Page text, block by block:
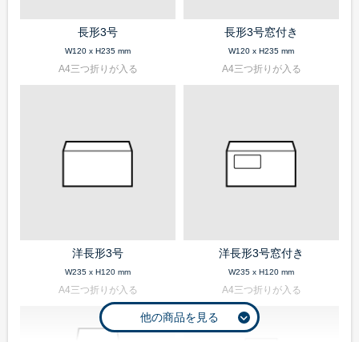
長形3号
W120 x H235 mm
A4三つ折りが入る
長形3号窓付き
W120 x H235 mm
A4三つ折りが入る
洋長形3号
W235 x H120 mm
A4三つ折りが入る
洋長形3号窓付き
W235 x H120 mm
A4三つ折りが入る